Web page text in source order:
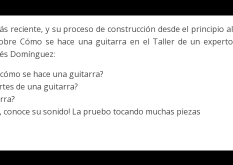
reciente, y su proceso de construcción desde el principio al
Cómo se hace una guitarra en el Taller de un experto
Domínguez:
se hace una guitarra?
de una guitarra?
conoce su sonido! La pruebo tocando muchas piezas